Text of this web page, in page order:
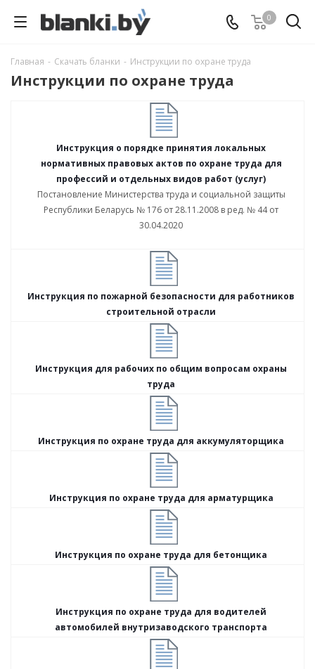
0
Главная - Скачать бланки - Инструкции по охране труда
Инструкции по охране труда
Инструкция о порядке принятия локальных
нормативных правовых актов по охране труда для
профессий и отдельных видов работ (услуг)
Постановление Министерства труда и социальной защиты
Республики Беларусь № 176 от 28.11.2008 в ред. № 44 от
30.04.2020
Инструкция по пожарной безопасности для работников
строительной отрасли
Инструкция для рабочих по общим вопросам охраны
труда
Инструкция по охране труда для аккумуляторщика
Инструкция по охране труда для арматурщика
Инструкция по охране труда для бетонщика
Инструкция по охране труда для водителей
автомобилей внутризаводского транспорта